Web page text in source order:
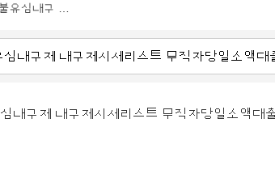
유심내구 …
내구제 내구제시세리스트 무직자당일소액